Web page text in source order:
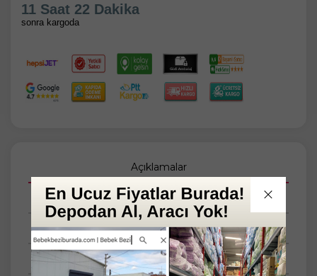
11 Saat 21 Dakika
sonra kargoda
Açıklamalar
Taksit Seçenekleri
Tüm Yorumlar
Tüm Sorular